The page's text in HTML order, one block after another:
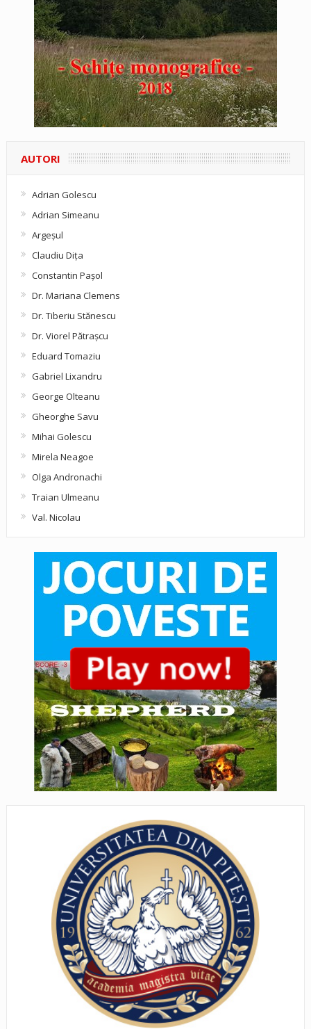
AUTORI
Adrian Golescu
Adrian Simeanu
Argeşul
Claudiu Diţa
Constantin Pașol
Dr. Mariana Clemens
Dr. Tiberiu Stănescu
Dr. Viorel Pătraşcu
Eduard Tomaziu
Gabriel Lixandru
George Olteanu
Gheorghe Savu
Mihai Golescu
Mirela Neagoe
Olga Andronachi
Traian Ulmeanu
Val. Nicolau